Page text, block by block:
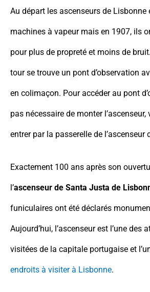
Au départ les ascenseurs de Lisbonne
machines à vapeur mais en 1907, ils
pour plus de propreté et moins de
tour se trouve un pont d’observation
en colimaçon. Pour accéder au pont
pas nécessaire de monter
entrer par la passerelle de l’ascenseur
Exactement 100 ans après son
l’ascenseur de Santa Justa de
funiculaires ont été déclarés
Aujourd’hui, l’ascenseur est l’une des
visitées de la capitale portugaise et
endroits à visiter à Lisbonne.